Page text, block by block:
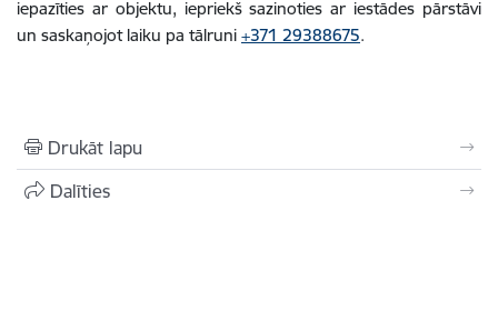
iepazīties ar objektu, iepriekš sazinoties ar iestādes pārstāvi
un saskaņojot laiku pa tālruni +371 29388675.
Drukāt lapu
Dalīties